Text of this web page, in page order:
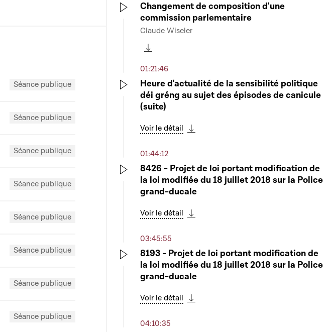
Séance publique
Séance publique
Séance publique
Séance publique
Séance publique
Séance publique
Séance publique
Séance publique
Changement de composition d'une
commission parlementaire
Claude Wiseler
01:21:46
Heure d'actualité de la sensibilité politique
déi gréng au sujet des épisodes de canicule
(suite)
Voir le détail
Play
01:44:12
8426 - Projet de loi portant modification de
la loi modifiée du 18 juillet 2018 sur la Police
grand-ducale
Voir le détail
Play
03:45:55
8193 - Projet de loi portant modification de
la loi modifiée du 18 juillet 2018 sur la Police
grand-ducale
Voir le détail
Play
04:10:35